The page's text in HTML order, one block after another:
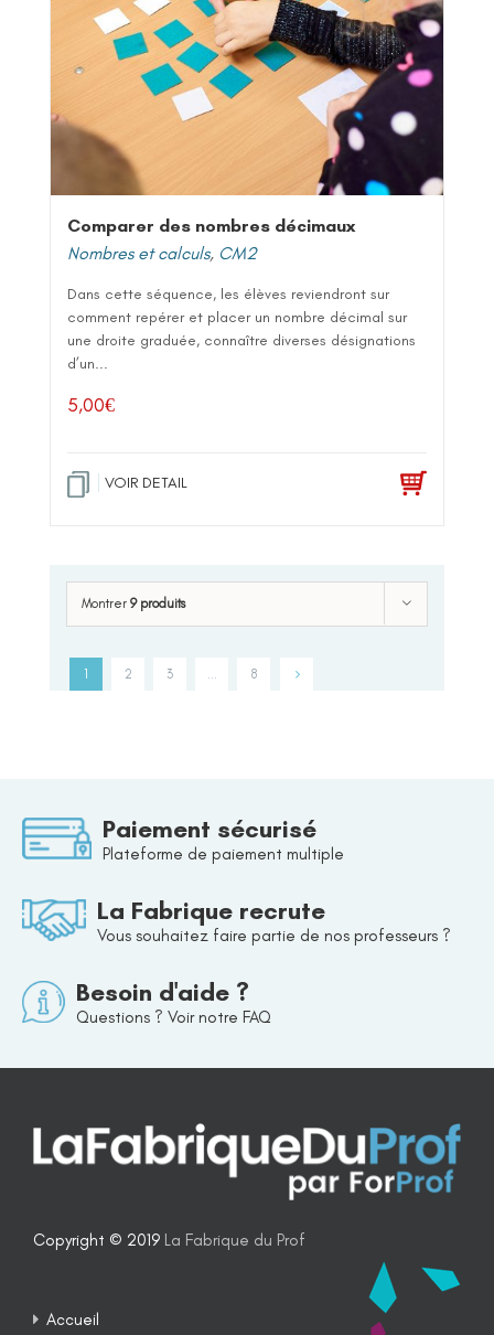
Comparer des nombres décimaux
Nombres et calculs, CM2
Dans cette séquence, les élèves reviendront sur
comment repérer et placer un nombre décimal sur
une droite graduée, connaître diverses désignations
d’un...
5,00€
VOIR DETAIL
Montrer 9 produits
1 2 3 8
Paiement sécurisé
Plateforme de paiement multiple
La Fabrique recrute
Vous souhaitez faire partie de nos professeurs ?
Besoin d'aide ?
Questions ? Voir notre FAQ
Copyright © 2019 La Fabrique du Prof
Accueil